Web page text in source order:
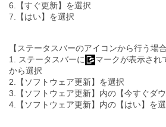
6.【すぐ更新】を選択
7.【はい】を選択
【ステータスバーのアイコンから行う場合
1. ステータスバーに
マークが表示され
から選択
2.【ソフトウェア更新】を選択
3.【ソフトウェア更新】内の【今すぐダ
4.【ソフトウェア更新】内の【はい】を